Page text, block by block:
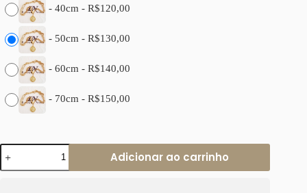
- 40cm - R$120,00
- 50cm - R$130,00
- 60cm - R$140,00
- 70cm - R$150,00
Colar
São
Bento
Adicionar ao carrinho